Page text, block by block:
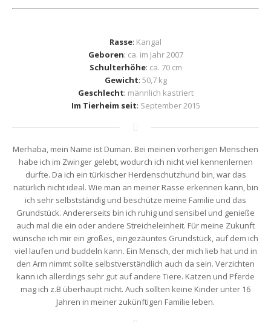
Rasse: Kangal
Geboren: ca. im Jahr 2007
Schulterhöhe: ca. 70 cm
Gewicht: 50,7 kg
Geschlecht: männlich kastriert
Im Tierheim seit: September 2015
Merhaba, mein Name ist Duman. Bei meinen vorherigen Menschen
habe ich im Zwinger gelebt, wodurch ich nicht viel kennenlernen
durfte. Da ich ein türkischer Herdenschutzhund bin, war das
natürlich nicht ideal. Wie man an meiner Rasse erkennen kann, bin
ich sehr selbstständig und beschütze meine Familie und das
Grundstück. Andererseits bin ich ruhig und sensibel und genieße
auch mal die ein oder andere Streicheleinheit. Für meine Zukunft
wünsche ich mir ein großes, eingezäuntes Grundstück, auf dem ich
viel laufen und buddeln kann. Ein Mensch, der mich lieb hat und in
den Arm nimmt sollte selbstverständlich auch da sein. Verzichten
kann ich allerdings sehr gut auf andere Tiere. Katzen und Pferde
mag ich z.B überhaupt nicht. Auch sollten keine Kinder unter 16
Jahren in meiner zukünftigen Familie leben.